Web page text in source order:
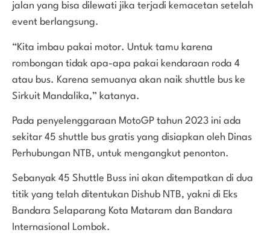
jalan yang bisa dilewati jika terjadi kemacetan setelah
event berlangsung.
“Kita imbau pakai motor. Untuk tamu karena
rombongan tidak apa-apa pakai kendaraan roda 4
atau bus. Karena semuanya akan naik shuttle bus ke
Sirkuit Mandalika,” katanya.
Pada penyelenggaraan MotoGP tahun 2023 ini ada
sekitar 45 shuttle bus gratis yang disiapkan oleh Dinas
Perhubungan NTB, untuk mengangkut penonton.
Sebanyak 45 Shuttle Buss ini akan ditempatkan di dua
titik yang telah ditentukan Dishub NTB, yakni di Eks
Bandara Selaparang Kota Mataram dan Bandara
Internasional Lombok.